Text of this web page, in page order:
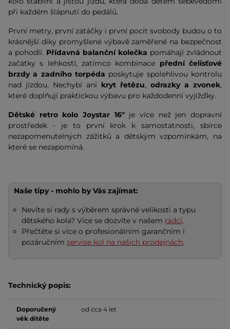
při každém šlápnutí do pedálů.
První metry, první zatáčky i první pocit svobody budou o to
krásnější díky promyšlené výbavě zaměřené na bezpečnost
a pohodlí. Přídavná balanční kolečka pomáhají zvládnout
začátky s lehkostí, zatímco kombinace přední čelisťové
brzdy a zadního torpéda poskytuje spolehlivou kontrolu
nad jízdou. Nechybí ani kryt řetězu, odrazky a zvonek,
které doplňují praktickou výbavu pro každodenní vyjížďky.
Dětské retro kolo Joystar 16"je více než jen dopravní
prostředek - je to první krok k samostatnosti, sbírce
nezapomenutelných zážitků a dětským vzpomínkám, na
které se nezapomíná.
Naše tipy - mohlo by Vás zajímat:
Nevíte si rady s výběrem správné velikosti a typu
dětského kola? Více se dozvíte v našem rádci.
Přečtěte si více o profesionálním garančním i
pozáručnímservise kol na našich prodejnách.
Technický popis:
Doporučený
věk dítěte
od cca 4 let